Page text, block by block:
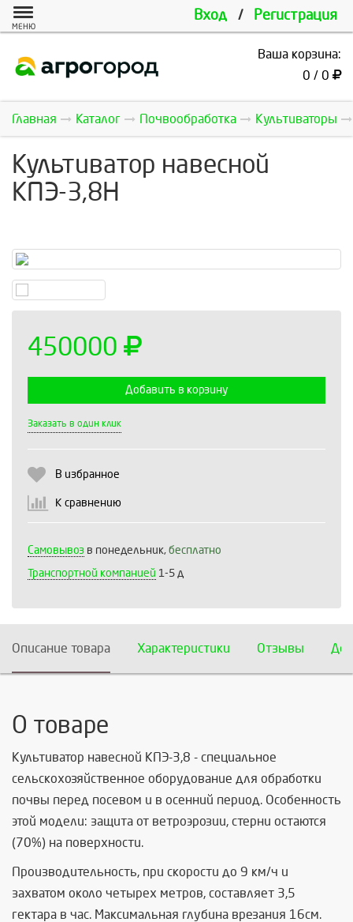
Вход / Регистрация
МЕНЮ
Ваша корзина:
0 / 0
Главная Каталог Почвообработка Культиваторы
Культиватор навесной
КПЭ-3,8Н
450000
Добавить в корзину
Заказать в один клик
В избранное
К сравнению
Самовывоз в понедельник, бесплатно
Транспортной компанией 1-5 д
Описание товара Характеристики Отзывы
О товаре
Культиватор навесной КПЭ-3,8 - специальное
сельскохозяйственное оборудование для обработки
почвы перед посевом и в осенний период. Особенность
этой модели: защита от ветроэрозии, стерни остаются
(70%) на поверхности.
Производительность, при скорости до 9 км/ч и
захватом около четырех метров, составляет 3,5
гектара в час. Максимальная глубина врезания 16см.